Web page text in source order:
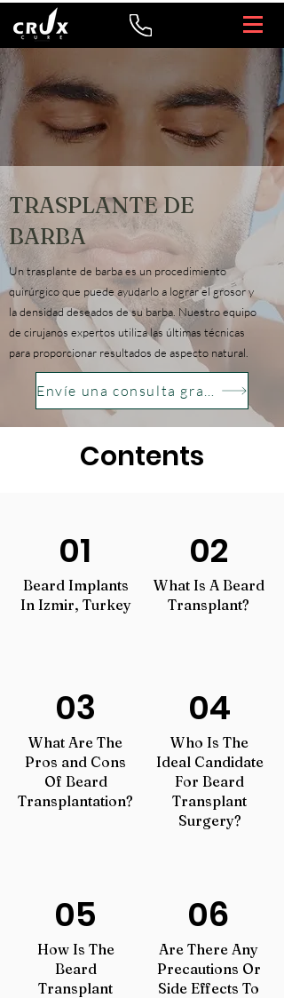
TRASPLANTE DE
BARBA
Un trasplante de barba es un procedimiento
quirúrgico que puede ayudarlo a lograr el grosor y
la densidad deseados de su barba. Nuestro equipo
de cirujanos expertos utiliza las últimas técnicas
para proporcionar resultados de aspecto natural.
Envíe una consulta gratis
Contents
01
Beard Implants
In Izmir, Turkey
02
What Is A Beard
Transplant?
03
What Are The
Pros and Cons
Of Beard
Transplantation?
04
Who Is The
Ideal Candidate
For Beard
Transplant
Surgery?
05
How Is The
Beard
Transplant
06
Are There Any
Precautions Or
Side Effects To